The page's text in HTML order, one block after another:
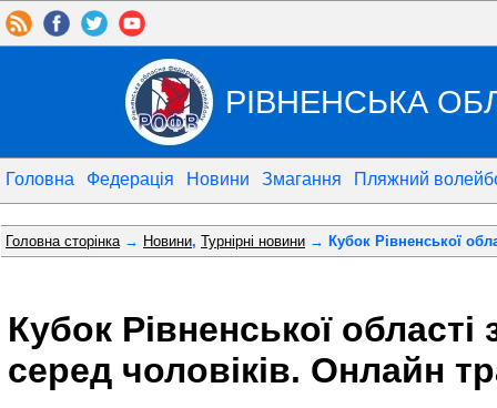
РІВНЕНСЬКА
Головна Федерація Новини Змагання Пляжний
Головна сторінка→ Новини, Турнірні новини → Кубок Рівненської
Кубок Рівненської
серед чоловіків. Онлайн